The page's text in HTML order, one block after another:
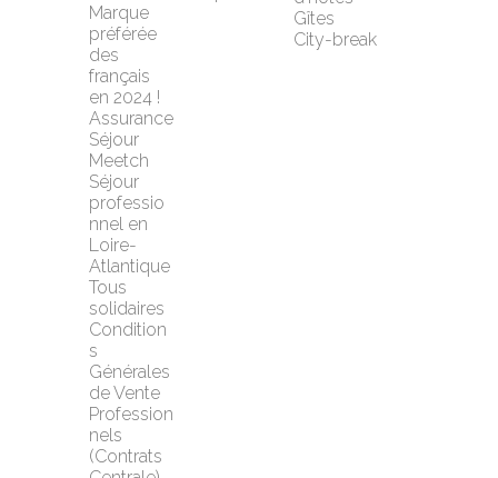
Marque
préférée
des
français
en 2024 !
Assurance
Séjour
Meetch
Séjour
professio
nnel en
Loire-
Atlantique
Tous
solidaires
Condition
s
Générales
de Vente
Profession
nels
(Contrats
Gîtes
City-break